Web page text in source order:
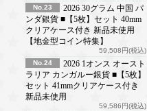
No.23
2026 30グラム 中国 パ
ンダ銀貨 ■【5枚】セット 40mm
クリアケース付き 新品未使用
【地金型コイン特集】
59,508円(税込)
No.24
2026 1オンス オースト
ラリア カンガルー銀貨 ■【5枚】
セット 41mmクリアケース付き
新品未使用
59,586円(税込)